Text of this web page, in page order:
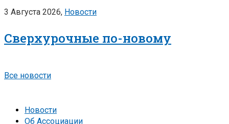
3 Августа 2026, Новости
Сверхурочные по-новому
Все новости
Новости
Об Ассоциации